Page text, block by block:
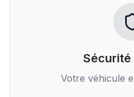
Votre véhicule